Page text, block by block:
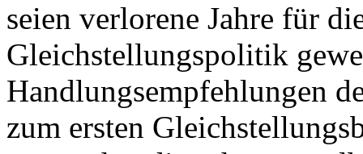
seien verlorene Jahre für
Gleichstellungspolitik
Handlungsempfehlungen
zum ersten